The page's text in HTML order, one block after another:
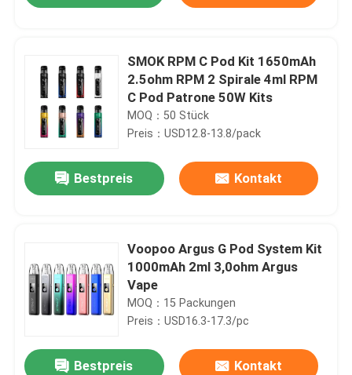
SMOK RPM C Pod Kit 1650mAh
2.5ohm RPM 2 Spirale 4ml RPM
C Pod Patrone 50W Kits
MOQ：50 Stück
Preis：USD12.8-13.8/pack
Bestpreis Kontakt
Voopoo Argus G Pod System Kit
1000mAh 2ml 3,0ohm Argus
Vape
MOQ：15 Packungen
Preis：USD16.3-17.3/pc
Bestpreis Kontakt